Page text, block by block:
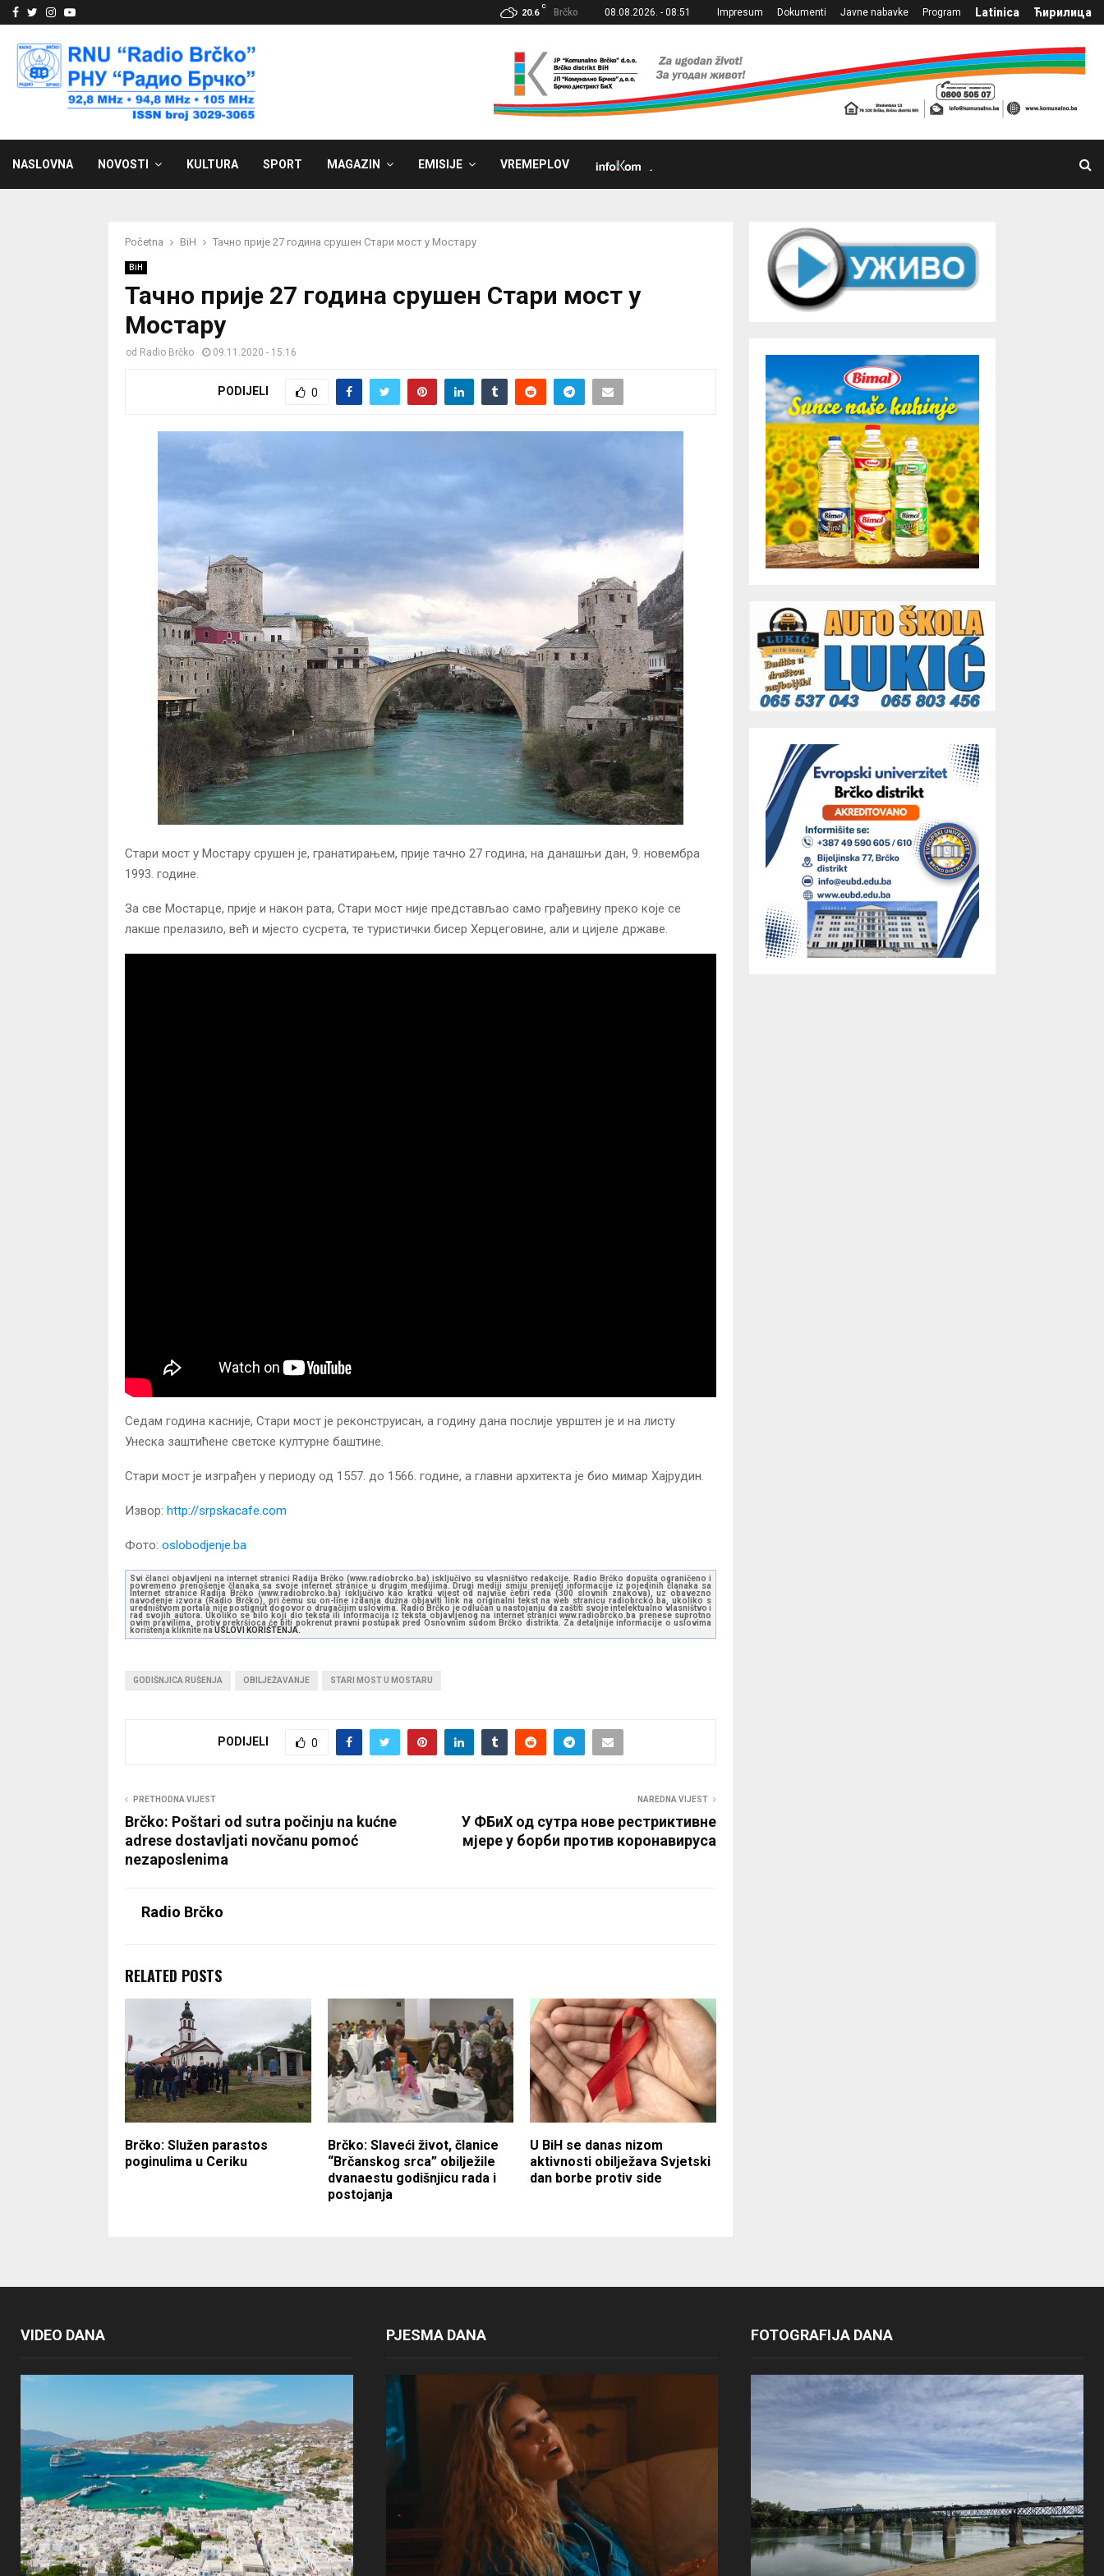
Facebook
Twitter
Instagram
Youtube 20.6
C
Brčko 08.08.2026. - 08:51 Impresum Dokumenti Javne nabavke Program Latinica Ћирилица
NASLOVNA NOVOSTI KULTURA SPORT MAGAZIN EMISIJE VREMEPLOV
Početna BiH Тачно прије 27 година срушен Стари мост у Мостару
BiH
Тачно прије 27 година срушен Стари мост у
Мостару
od Radio Brčko 09.11.2020 - 15:16
PODIJELI 0
Стари мост у Мостару срушен је, гранатирањем, прије тачно 27 година, на данашњи дан, 9. новембра
1993. године.
За све Мостарце, прије и након рата, Стари мост није представљао само грађевину преко које се
лакше прелазило, већ и мјесто сусрета, те туристички бисер Херцеговине, али и цијеле државе.
Седам година касније, Стари мост је реконструисан, а годину дана послије уврштен је и на листу
Унеска заштићене светске културне баштине.
Стари мост је изграђен у периоду од 1557. до 1566. године, а главни архитекта је био мимар Хајрудин.
Извор: http://srpskacafe.com
Фото: oslobodjenje.ba
Svi članci objavljeni na internet stranici Radija Brčko (www.radiobrcko.ba) isključivo su vlasništvo redakcije. Radio Brčko dopušta ograničeno i
povremeno prenošenje članaka sa svoje internet stranice u drugim medijima. Drugi mediji smiju prenijeti informacije iz pojedinih članaka sa
Internet stranice Radija Brčko (www.radiobrcko.ba) isključivo kao kratku vijest od najviše četiri reda (300 slovnih znakova), uz obavezno
navođenje izvora (Radio Brčko), pri čemu su on-line izdanja dužna objaviti link na originalni tekst na web stranicu radiobrcko.ba, ukoliko s
uredništvom portala nije postignut dogovor o drugačijim uslovima. Radio Brčko je odlučan u nastojanju da zaštiti svoje intelektualno vlasništvo i
rad svojih autora. Ukoliko se bilo koji dio teksta ili informacija iz teksta objavljenog na internet stranici www.radiobrcko.ba prenese suprotno
ovim pravilima, protiv prekršioca će biti pokrenut pravni postupak pred Osnovnim sudom Brčko distrikta. Za detaljnije informacije o uslovima
korištenja kliknite na USLOVI KORIŠTENJA.
GODIŠNJICA RUŠENJA OBILJEŽAVANJE STARI MOST U MOSTARU
PODIJELI 0
PRETHODNA VIJEST
Brčko: Poštari od sutra počinju na kućne
adrese dostavljati novčanu pomoć
nezaposlenimа
NAREDNA VIJEST
У ФБиХ од сутра нове рестриктивне
мјере у борби против коронавируса
Radio Brčko
RELATED POSTS
Brčko: Služen parastos
poginulima u Ceriku
Brčko: Slaveći život, članice
“Brčanskog srca” obilježile
dvanaestu godišnjicu rada i
postojanja
U BiH se danas nizom
aktivnosti obilježava Svjetski
dan borbe protiv side
VIDEO DANA PJESMA DANA FOTOGRAFIJA DANA